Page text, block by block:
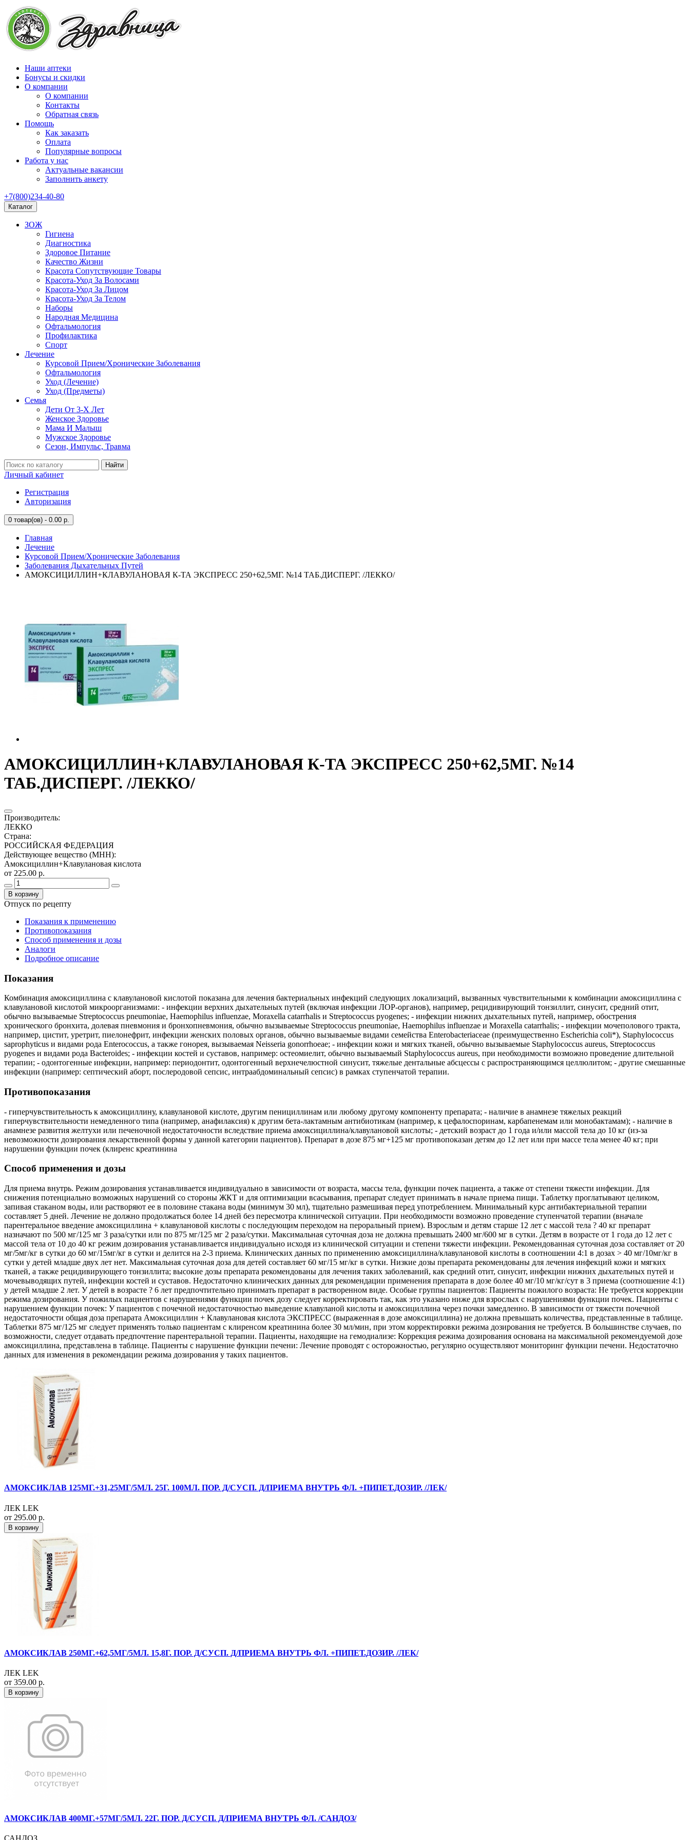
Наши аптеки
Бонусы и скидки
О компании
О компании
Контакты
Обратная связь
Помощь
Как заказать
Оплата
Популярные вопросы
Работа у нас
Актуальные вакансии
Заполнить анкету
+7(800)234-40-80
Каталог
ЗОЖ
Гигиена
Диагностика
Здоровое Питание
Качество Жизни
Красота Сопутствующие Товары
Красота-Уход За Волосами
Красота-Уход За Лицом
Красота-Уход За Телом
Наборы
Народная Медицина
Офтальмология
Профилактика
Спорт
Лечение
Курсовой Прием/Хронические Заболевания
Офтальмология
Уход (Лечение)
Уход (Предметы)
Семья
Дети От 3-Х Лет
Женское Здоровье
Мама И Малыш
Мужское Здоровье
Сезон, Импульс, Травма
Найти
Личный кабинет
Регистрация
Авторизация
0 товар(ов) - 0.00 р.
Главная
Лечение
Курсовой Прием/Хронические Заболевания
Заболевания Дыхательных Путей
АМОКСИЦИЛЛИН+КЛАВУЛАНОВАЯ К-ТА ЭКСПРЕСС 250+62,5МГ. №14 ТАБ.ДИСПЕРГ. /ЛЕККО/
АМОКСИЦИЛЛИН+КЛАВУЛАНОВАЯ К-ТА ЭКСПРЕСС 250+62,5МГ. №14
ТАБ.ДИСПЕРГ. /ЛЕККО/
Производитель:
ЛЕККО
Страна:
РОССИЙСКАЯ ФЕДЕРАЦИЯ
Действующее вещество (МНН):
Амоксициллин+Клавулановая кислота
от 225.00 р.
В корзину
Отпуск по рецепту
Показания к применению
Противопоказания
Способ применения и дозы
Аналоги
Подробное описание
Показания
Комбинация амоксициллина с клавулановой кислотой показана для лечения бактериальных инфекций следующих локализаций, вызванных чувствительными к комбинации амоксициллина с
клавулановой кислотой микроорганизмами: - инфекции верхних дыхательных путей (включая инфекции ЛОР-органов), например, рецидивирующий тонзиллит, синусит, средний отит,
обычно вызываемые Streptococcus pneumoniae, Haemophilus influenzae, Moraxella catarrhalis и Streptococcus pyogenes; - инфекции нижних дыхательных путей, например, обострения
хронического бронхита, долевая пневмония и бронхопневмония, обычно вызываемые Streptococcus pneumoniae, Haemophilus influenzae и Moraxella catarrhalis; - инфекции мочеполового тракта,
например, цистит, уретрит, пиелонефрит, инфекции женских половых органов, обычно вызываемые видами семейства Enterobacteriaceae (преимущественно Escherichia coli*), Staphylococcus
saprophyticus и видами рода Enterococcus, а также гонорея, вызываемая Neisseria gonorrhoeae; - инфекции кожи и мягких тканей, обычно вызываемые Staphylococcus aureus, Streptococcus
pyogenes и видами рода Bacteroides; - инфекции костей и суставов, например: остеомиелит, обычно вызываемый Staphylococcus aureus, при необходимости возможно проведение длительной
терапии; - одонтогенные инфекции, например: периодонтит, одонтогенный верхнечелюстной синусит, тяжелые дентальные абсцессы с распространяющимся целлюлитом; - другие смешанные
инфекции (например: септический аборт, послеродовой сепсис, интраабдоминальный сепсис) в рамках ступенчатой терапии.
Противопоказания
- гиперчувствительность к амоксициллину, клавулановой кислоте, другим пенициллинам или любому другому компоненту препарата; - наличие в анамнезе тяжелых реакций
гиперчувствительности немедленного типа (например, анафилаксия) к другим бета-лактамным антибиотикам (например, к цефалоспоринам, карбапенемам или монобактамам); - наличие в
анамнезе развития желтухи или печеночной недостаточности вследствие приема амоксициллина/клавулановой кислоты; - детский возраст до 1 года и/или массой тела до 10 кг (из-за
невозможности дозирования лекарственной формы у данной категории пациентов). Препарат в дозе 875 мг+125 мг противопоказан детям до 12 лет или при массе тела менее 40 кг; при
нарушении функции почек (клиренс креатинина
Способ применения и дозы
Для приема внутрь. Режим дозирования устанавливается индивидуально в зависимости от возраста, массы тела, функции почек пациента, а также от степени тяжести инфекции. Для
снижения потенциально возможных нарушений со стороны ЖКТ и для оптимизации всасывания, препарат следует принимать в начале приема пищи. Таблетку проглатывают целиком,
запивая стаканом воды, или растворяют ее в половине стакана воды (минимум 30 мл), тщательно размешивая перед употреблением. Минимальный курс антибактериальной терапии
составляет 5 дней. Лечение не должно продолжаться более 14 дней без пересмотра клинической ситуации. При необходимости возможно проведение ступенчатой терапии (вначале
парентеральное введение амоксициллина + клавулановой кислоты с последующим переходом на пероральный прием). Взрослым и детям старше 12 лет с массой тела ? 40 кг препарат
назначают по 500 мг/125 мг 3 раза/сутки или по 875 мг/125 мг 2 раза/сутки. Максимальная суточная доза не должна превышать 2400 мг/600 мг в сутки. Детям в возрасте от 1 года до 12 лет с
массой тела от 10 до 40 кг режим дозирования устанавливается индивидуально исходя из клинической ситуации и степени тяжести инфекции. Рекомендованная суточная доза составляет от 20
мг/5мг/кг в сутки до 60 мг/15мг/кг в сутки и делится на 2-3 приема. Клинических данных по применению амоксициллина/клавулановой кислоты в соотношении 4:1 в дозах > 40 мг/10мг/кг в
сутки у детей младше двух лет нет. Максимальная суточная доза для детей составляет 60 мг/15 мг/кг в сутки. Низкие дозы препарата рекомендованы для лечения инфекций кожи и мягких
тканей, а также рецидивирующего тонзиллита; высокие дозы препарата рекомендованы для лечения таких заболеваний, как средний отит, синусит, инфекции нижних дыхательных путей и
мочевыводящих путей, инфекции костей и суставов. Недостаточно клинических данных для рекомендации применения препарата в дозе более 40 мг/10 мг/кг/сут в 3 приема (соотношение 4:1)
у детей младше 2 лет. У детей в возрасте ? 6 лет предпочтительно принимать препарат в растворенном виде. Особые группы пациентов: Пациенты пожилого возраста: Не требуется коррекции
режима дозирования. У пожилых пациентов с нарушениями функции почек дозу следует корректировать так, как это указано ниже для взрослых с нарушениями функции почек. Пациенты с
нарушением функции почек: У пациентов с почечной недостаточностью выведение клавуланой кислоты и амоксициллина через почки замедленно. В зависимости от тяжести почечной
недостаточности общая доза препарата Aмоксициллин + Клавулановая кислота ЭКСПРЕСС (выраженная в дозе амоксициллина) не должна превышать количества, представленные в таблице.
Таблетки 875 мг/125 мг следует применять только пациентам с клиренсом креатинина более 30 мл/мин, при этом корректировки режима дозирования не требуется. В большинстве случаев, по
возможности, следует отдавать предпочтение парентеральной терапии. Пациенты, находящие на гемодиализе: Коррекция режима дозирования основана на максимальной рекомендуемой дозе
амоксициллина, представлена в таблице. Пациенты с нарушение функции печени: Лечение проводят с осторожностью, регулярно осуществляют мониторинг функции печени. Недостаточно
данных для изменения в рекомендации режима дозирования у таких пациентов.
АМОКСИКЛАВ 125МГ.+31,25МГ/5МЛ. 25Г. 100МЛ. ПОР. Д/СУСП. Д/ПРИЕМА ВНУТРЬ ФЛ. +ПИПЕТ.ДОЗИР. /ЛЕК/
ЛЕК LEK
от 295.00 р.
В корзину
АМОКСИКЛАВ 250МГ.+62,5МГ/5МЛ. 15,8Г. ПОР. Д/СУСП. Д/ПРИЕМА ВНУТРЬ ФЛ. +ПИПЕТ.ДОЗИР. /ЛЕК/
ЛЕК LEK
от 359.00 р.
В корзину
АМОКСИКЛАВ 400МГ.+57МГ/5МЛ. 22Г. ПОР. Д/СУСП. Д/ПРИЕМА ВНУТРЬ ФЛ. /САНДОЗ/
САНДОЗ